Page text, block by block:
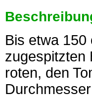
Bis etwa
zugespitzten
roten, den